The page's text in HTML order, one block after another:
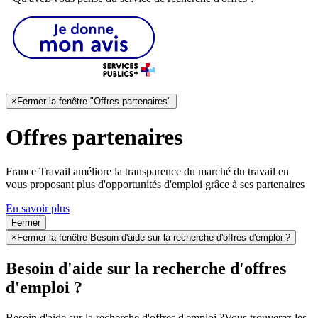
× Fermer la fenêtre "Offres partenaires"
Offres partenaires
France Travail améliore la transparence du marché du travail en
vous proposant plus d'opportunités d'emploi grâce à ses partenaires
En savoir plus
Fermer
× Fermer la fenêtre Besoin d'aide sur la recherche d'offres d'emploi ?
Besoin d'aide sur la recherche d'offres
d'emploi ?